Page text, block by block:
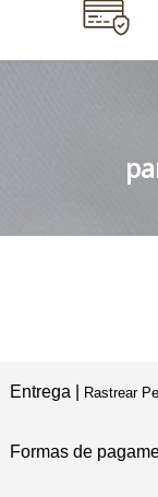
Entrega | Rastrear
Formas de